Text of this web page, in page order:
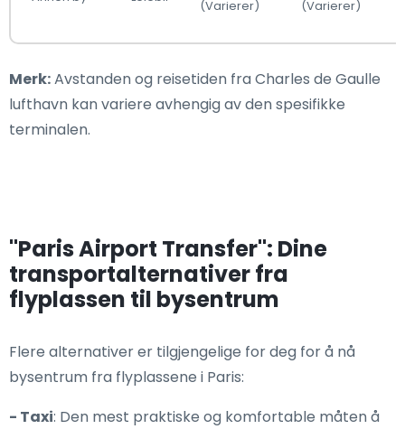
(Varierer) (Varierer)
Merk:Avstanden og reisetiden fra Charles de Gaulle
lufthavn kan variere avhengig av den spesifikke
terminalen.
"Paris Airport Transfer": Dine
transportalternativer fra
flyplassen til bysentrum
Flere alternativer er tilgjengelige for deg for å nå
bysentrum fra flyplassene i Paris:
- Taxi: Den mest praktiske og komfortable måten å